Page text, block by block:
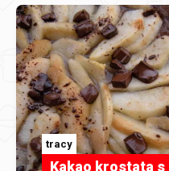
tracy
Kakao krostata s